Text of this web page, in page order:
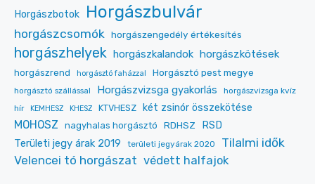
Horgászbotok Horgászbulvár
horgászcsomók horgászengedély értékesítés
horgászhelyek horgászkalandok horgászkötések
horgászrend horgásztó faházzal Horgásztó pest megye
horgásztó szállással Horgászvizsga gyakorlás
horgászvizsga kvíz
hír
KEMHESZ KHESZ KTVHESZ két zsinór összekötése
MOHOSZ nagyhalas horgásztó RDHSZ RSD
Területi jegy árak 2019 területi jegyárak 2020
Tilalmi idők
Velencei tó horgászat védett halfajok